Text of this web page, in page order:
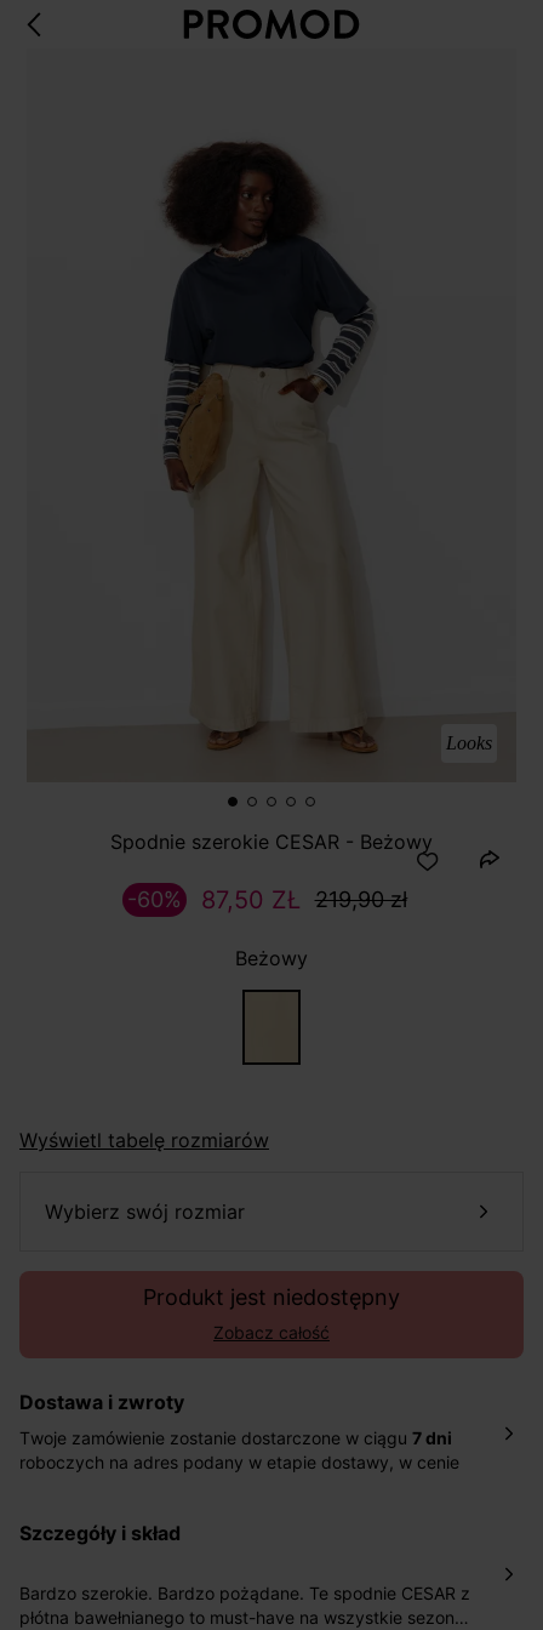
Looks
Spodnie szerokie CESAR - Beżowy
87,50 ZŁ 219,90 zł
-60%
Beżowy
Wyświetl tabelę rozmiarów
wybierz swój rozmiar
Produkt jest niedostępny
Zobacz całość
Dostawa i zwroty
Twoje zamówienie zostanie dostarczone w ciągu 7 dni
roboczych na adres podany w etapie dostawy, w cenie
pośrednictwem DHL Express.
roboczych do wybranego przez Ciebie paczkomatu , a
koszt przesyłki wynosi 9,40 zł.
szczegóły i skład
Bardzo szerokie. Bardzo pożądane. Te spodnie CESAR z
płótna bawełnianego to must-have na wszystkie sezony i